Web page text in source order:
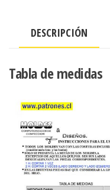
cantidad
DESCRIPCIÓN
Tabla de medidas